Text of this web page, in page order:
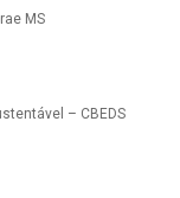
MS
– CBEDS